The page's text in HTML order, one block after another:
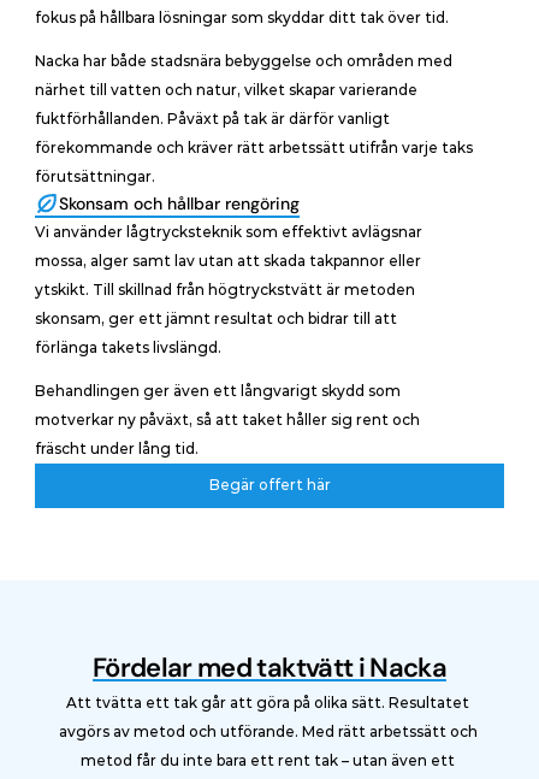
fokus på hållbara lösningar som skyddar ditt tak över tid.
Nacka har både stadsnära bebyggelse och områden med
närhet till vatten och natur, vilket skapar varierande
fuktförhållanden. Påväxt på tak är därför vanligt
förekommande och kräver rätt arbetssätt utifrån varje taks
förutsättningar.
Skonsam och hållbar rengöring
Vi använder lågtrycksteknik som effektivt avlägsnar
mossa, alger samt lav utan att skada takpannor eller
ytskikt. Till skillnad från högtryckstvätt är metoden
skonsam, ger ett jämnt resultat och bidrar till att
förlänga takets livslängd.
Behandlingen ger även ett långvarigt skydd som
motverkar ny påväxt, så att taket håller sig rent och
fräscht under lång tid.
Begär offert här
Fördelar med taktvätt i Nacka
Att tvätta ett tak går att göra på olika sätt. Resultatet
avgörs av metod och utförande. Med rätt arbetssätt och
metod får du inte bara ett rent tak – utan även ett